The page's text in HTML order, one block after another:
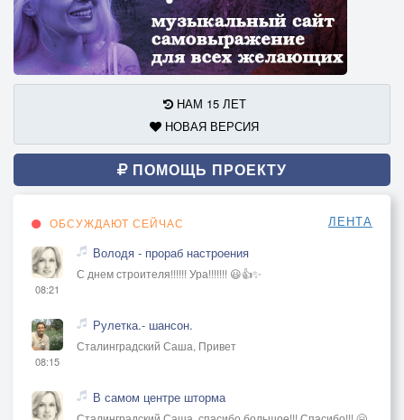
НАМ 15 ЛЕТ
НОВАЯ ВЕРСИЯ
ПОМОЩЬ ПРОЕКТУ
ОБСУЖДАЮТ СЕЙЧАС ЛЕНТА
08:21
Володя - прораб настроения
С днем строителя!!!!!! Ура!!!!!!! 😃👍✨
08:15
Рулетка.- шансон.
Сталинградский Саша, Привет
В самом центре шторма